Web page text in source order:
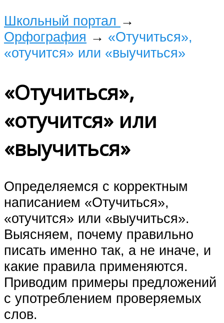
Школьный портал →
Орфография → «Отучиться»,
«отучится» или «выучиться»
«Отучиться»,
«отучится» или
«выучиться»
Определяемся с корректным
написанием «Отучиться»,
«отучится» или «выучиться».
Выясняем, почему правильно
писать именно так, а не иначе, и
какие правила применяются.
Приводим примеры предложений
с употреблением проверяемых
слов.